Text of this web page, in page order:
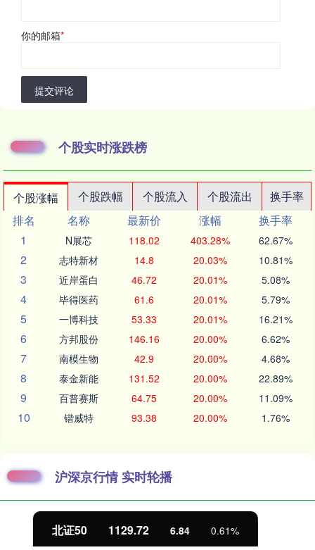
你的邮箱*
提交评论
个股实时涨跌榜
个股涨幅 个股跌幅 个股流入 个股流出
换手率
排名
名称 最新价 涨幅
换手率
1
N展芯 118.02 403.28% 62.67%
2 志特新材 14.8 20.03% 10.81%
3 近岸蛋白 46.72 20.01% 5.08%
4 毕得医药 61.6 20.01% 5.79%
5 一博科技 53.33 20.01% 16.21%
6 方邦股份 146.16 20.00% 6.62%
7 南模生物 42.9 20.00% 4.68%
8 泰金新能 131.52 20.00% 22.89%
9 百普赛斯 64.75 20.00% 11.09%
10 锴威特 93.38 20.00% 1.76%
沪深京行情 实时轮播
创业板指 3577.20 61.64 1.75%